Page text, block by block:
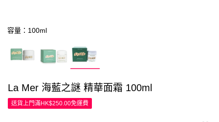
容量：100ml
La Mer 海藍之謎 精華面霜 100ml
送貨上門滿HK$250.00免運費